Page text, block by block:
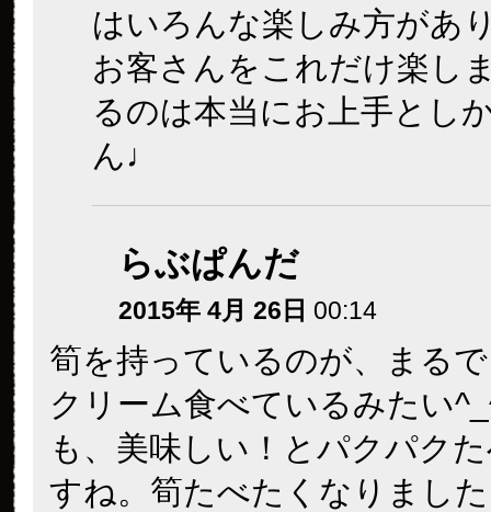
はいろんな楽しみ方があ
お客さんをこれだけ楽し
るのは本当にお上手とし
ん♩
らぶぱんだ
2015年 4月 26日 00:14
筍を持っているのが、まる
クリーム食べているみたい
も、美味しい！とパクパク
すね。筍たべたくなりまし